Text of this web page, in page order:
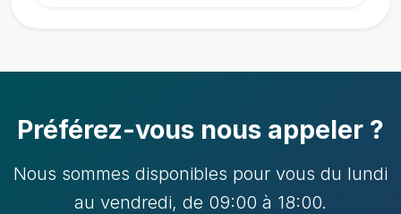
Préférez-vous nous appeler ?
Nous sommes disponibles pour vous du lundi
au vendredi, de 09:00 à 18:00.